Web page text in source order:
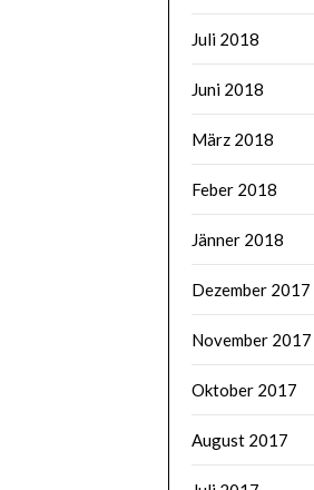
Juli 2018
Juni 2018
März 2018
Feber 2018
Jänner 2018
Dezember 2017
November 2017
Oktober 2017
August 2017